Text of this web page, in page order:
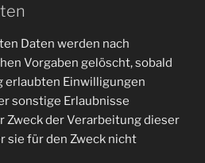
Daten werden nach
Vorgaben gelöscht, sobald
erlaubten Einwilligungen
sonstige Erlaubnisse
Zweck der Verarbeitung dieser
sie für den Zweck nicht